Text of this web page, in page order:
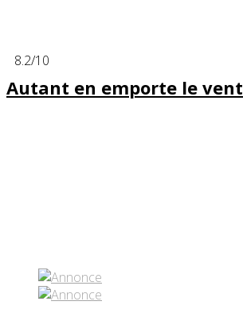
8.2/10
Autant en emporte le vent